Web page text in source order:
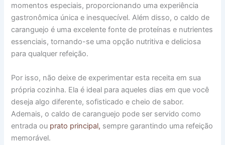
momentos especiais, proporcionando uma experiência
gastronômica única e inesquecível. Além disso, o caldo de
caranguejo é uma excelente fonte de proteínas e nutrientes
essenciais, tornando-se uma opção nutritiva e deliciosa
para qualquer refeição.
Por isso, não deixe de experimentar esta receita em sua
própria cozinha. Ela é ideal para aqueles dias em que você
deseja algo diferente, sofisticado e cheio de sabor.
Ademais, o caldo de caranguejo pode ser servido como
entrada ou prato principal, sempre garantindo uma refeição
memorável.